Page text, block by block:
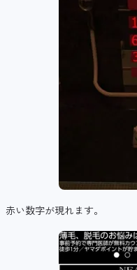
赤い数字が現れます。